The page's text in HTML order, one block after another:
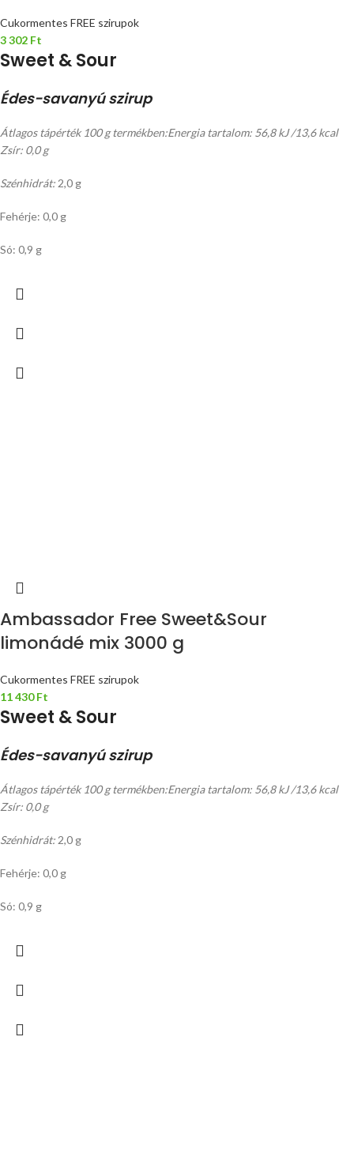
Cukormentes FREE szirupok
3 302 Ft
Sweet & Sour
Édes-savanyú szirup
Átlagos tápérték 100 g termékben:Energia tartalom: 56,8 kJ /13,6 kcal
Zsír: 0,0 g
Szénhidrát: 2,0 g
Fehérje: 0,0 g
Só: 0,9 g
Ambassador Free Sweet&Sour
limonádé mix 3000 g
Cukormentes FREE szirupok
11 430Ft
Sweet & Sour
Édes-savanyú szirup
Átlagos tápérték 100 g termékben:Energia tartalom: 56,8 kJ /13,6 kcal
Zsír: 0,0 g
Szénhidrát: 2,0 g
Fehérje: 0,0 g
Só: 0,9 g